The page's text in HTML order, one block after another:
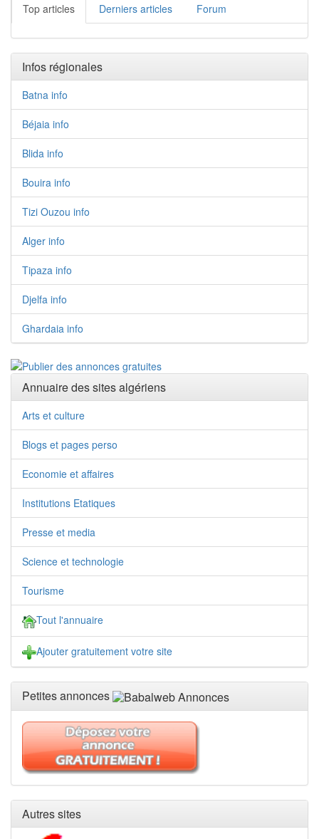
Top articles Derniers articles Forum
Infos régionales
Batna info
Béjaia info
Blida info
Bouira info
Tizi Ouzou info
Alger info
Tipaza info
Djelfa info
Ghardaia info
Annuaire des sites algériens
Arts et culture
Blogs et pages perso
Economie et affaires
Institutions Etatiques
Presse et media
Science et technologie
Tourisme
Tout l'annuaire
Ajouter gratuitement votre site
Petites annonces
Autres sites